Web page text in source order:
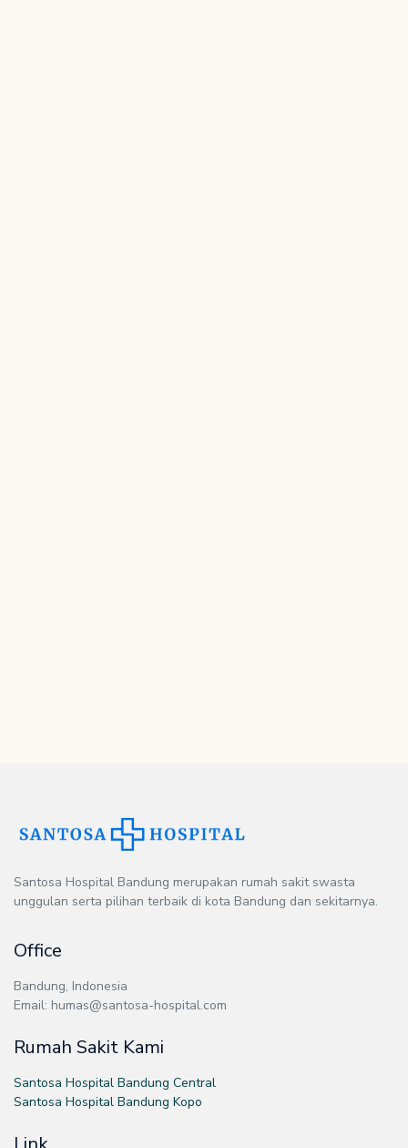
Santosa Hospital Bandung merupakan rumah sakit swasta
unggulan serta pilihan terbaik di kota Bandung dan sekitarnya.
Office
Bandung, Indonesia
Email: humas@santosa-hospital.com
Rumah Sakit Kami
Santosa Hospital Bandung Central
Santosa Hospital Bandung Kopo